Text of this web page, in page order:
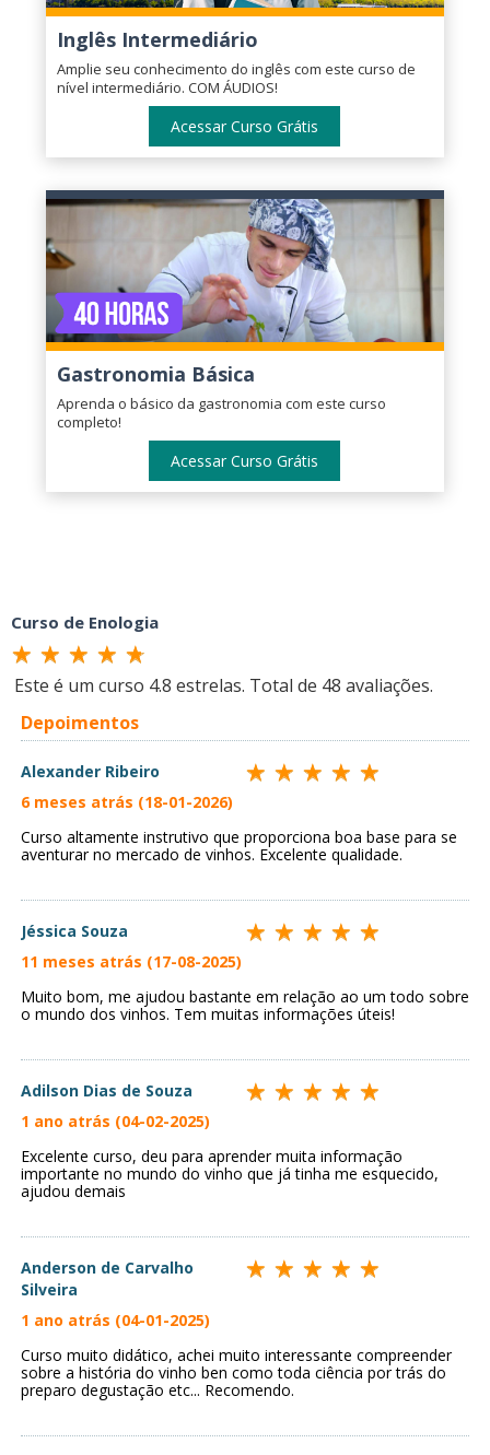
Inglês Intermediário
Amplie seu conhecimento do inglês com este curso de
nível intermediário. COM ÁUDIOS!
Acessar Curso Grátis
Gastronomia Básica
Aprenda o básico da gastronomia com este curso
completo!
Acessar Curso Grátis
Curso de Enologia
Este é um curso 4.8 estrelas. Total de 48 avaliações.
Depoimentos
Alexander Ribeiro
6 meses atrás (18-01-2026)
Curso altamente instrutivo que proporciona boa base para se
aventurar no mercado de vinhos. Excelente qualidade.
Jéssica Souza
11 meses atrás (17-08-2025)
Muito bom, me ajudou bastante em relação ao um todo sobre
o mundo dos vinhos. Tem muitas informações úteis!
Adilson Dias de Souza
1 ano atrás (04-02-2025)
Excelente curso, deu para aprender muita informação
importante no mundo do vinho que já tinha me esquecido,
ajudou demais
Anderson de Carvalho
Silveira
1 ano atrás (04-01-2025)
Curso muito didático, achei muito interessante compreender
sobre a história do vinho ben como toda ciência por trás do
preparo degustação etc... Recomendo.